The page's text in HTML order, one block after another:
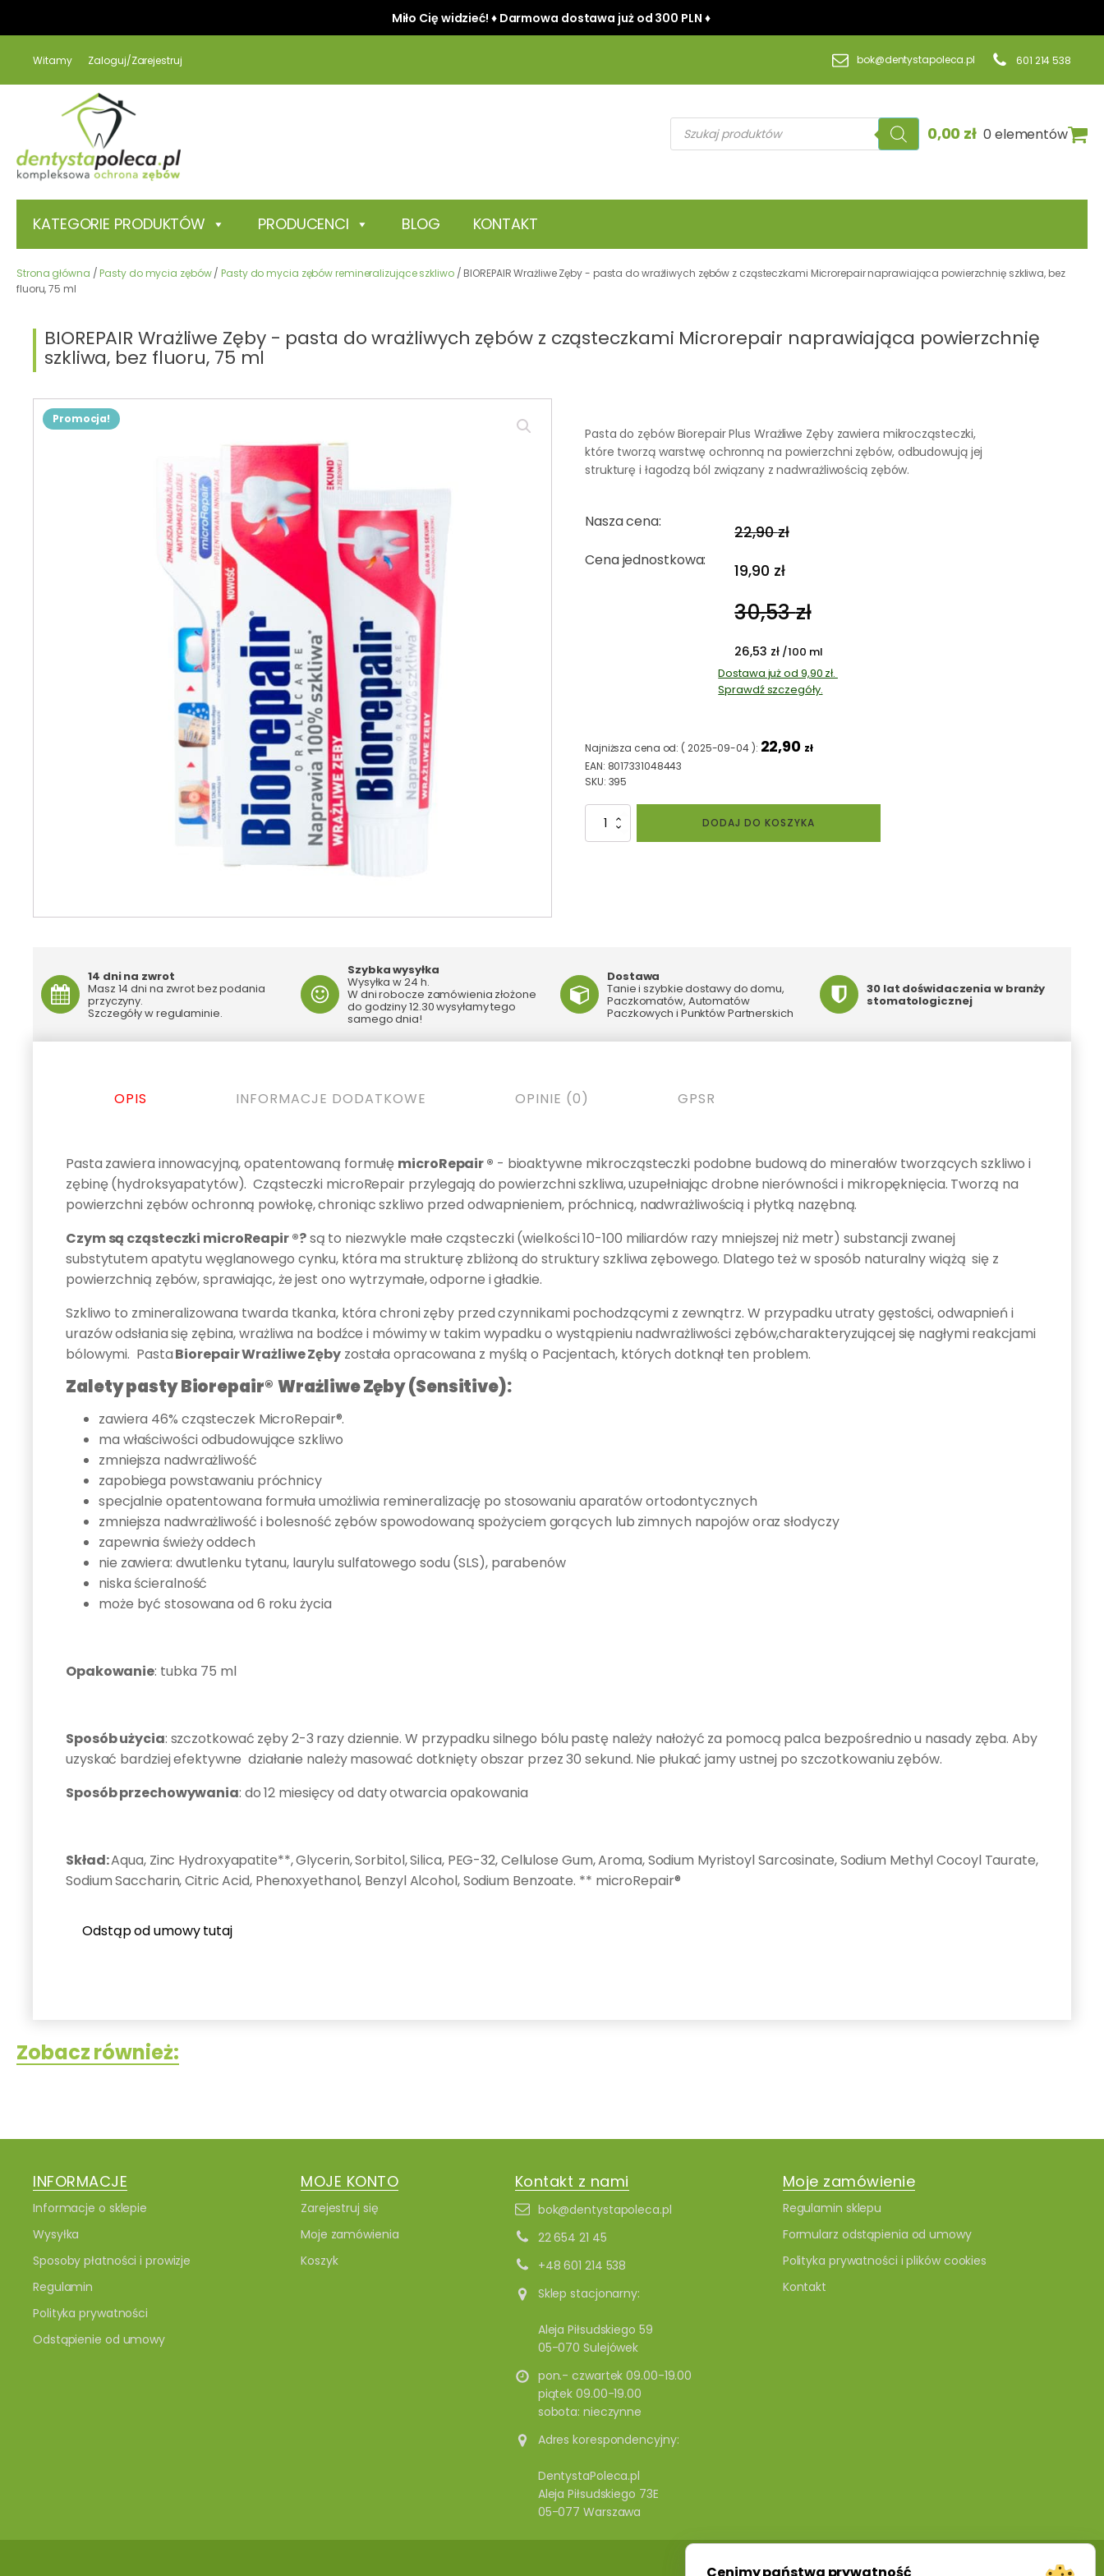
Miło Cię widzieć! ♦ Darmowa dostawa już od 300 PLN ♦
Witamy Zaloguj/Zarejestruj bok@dentystapoleca.pl 601 214 538
Wyszukiwarka
produktów
0,00 zł 0 elementów
KATEGORIE PRODUKTÓW PRODUCENCI BLOG KONTAKT
Strona główna / Pasty do mycia zębów/ Pasty do mycia zębów remineralizujące szkliwo/ BIOREPAIR Wrażliwe Zęby - pasta do wrażliwych zębów z cząsteczkami Microrepair naprawiająca powierzchnię szkliwa, bez
fluoru, 75 ml
BIOREPAIR Wrażliwe Zęby - pasta do wrażliwych zębów z cząsteczkami Microrepair naprawiająca powierzchnię
szkliwa, bez fluoru, 75 ml
Promocja!
Pasta do zębów Biorepair Plus Wrażliwe Zęby zawiera mikrocząsteczki,
które tworzą warstwę ochronną na powierzchni zębów, odbudowują jej
strukturę i łagodzą ból związany z nadwrażliwością zębów.
Nasza cena:
Cena jednostkowa:
22,90zł
Pierwotna
wynosiła:
22,90 zł.
19,90 złAktualna
wynosi:
19,90 zł.
30,53zł
26,53 zł /100 ml
Dostawa już od 9,90 zł.
Sprawdź szczegóły.
Najniższa cena od: ( 2025-09-04): 22,90 zł
EAN: 8017331048443
SKU: 395
ilość
cząsteczkami
Microrepair
naprawiająca
ml
DODAJ DO KOSZYKA
14 dni na zwrot
Masz 14 dni na zwrot bez podania
przyczyny.
Szczegóły w regulaminie.
Szybka wysyłka
Wysyłka w 24 h.
W dni robocze zamówienia złożone
do godziny 12.30 wysyłamy tego
samego dnia!
Dostawa
Tanie i szybkie dostawy do domu,
Paczkomatów, Automatów
Paczkowych i Punktów Partnerskich
30 lat doświdaczenia w branży
stomatologicznej
OPIS INFORMACJE DODATKOWE OPINIE (0) GPSR
Pasta zawiera innowacyjną, opatentowaną formułę microRepair ® - bioaktywne mikrocząsteczki podobne budową do minerałów tworzących szkliwo i
zębinę (hydroksyapatytów). Cząsteczki microRepair przylegają do powierzchni szkliwa, uzupełniając drobne nierówności i mikropęknięcia. Tworzą na
powierzchni zębów ochronną powłokę, chroniąc szkliwo przed odwapnieniem, próchnicą, nadwrażliwością i płytką nazębną.
Czym są cząsteczki microReapir ®?są to niezwykle małe cząsteczki (wielkości 10-100 miliardów razy mniejszej niż metr) substancji zwanej
substytutem apatytu węglanowego cynku, która ma strukturę zbliżoną do struktury szkliwa zębowego. Dlatego też w sposób naturalny wiążą się z
powierzchnią zębów, sprawiając, że jest ono wytrzymałe, odporne i gładkie.
Szkliwo to zmineralizowana twarda tkanka, która chroni zęby przed czynnikami pochodzącymi z zewnątrz. W przypadku utraty gęstości, odwapnień i
urazów odsłania się zębina, wrażliwa na bodźce i mówimy w takim wypadku o wystąpieniu nadwrażliwości zębów,charakteryzującej się nagłymi reakcjami
bólowymi. PastaBiorepair Wrażliwe Zęby została opracowana z myślą o Pacjentach, których dotknął ten problem.
Zalety pasty Biorepair® Wrażliwe Zęby (Sensitive):
zawiera 46% cząsteczek MicroRepair®.
ma właściwości odbudowujące szkliwo
zmniejsza nadwrażliwość
zapobiega powstawaniu próchnicy
specjalnie opatentowana formuła umożliwia remineralizację po stosowaniu aparatów ortodontycznych
zmniejsza nadwrażliwość i bolesność zębów spowodowaną spożyciem gorących lub zimnych napojów oraz słodyczy
zapewnia świeży oddech
nie zawiera: dwutlenku tytanu, laurylu sulfatowego sodu (SLS), parabenów
niska ścieralność
może być stosowana od 6 roku życia
Opakowanie: tubka 75 ml
Sposób użycia: szczotkować zęby 2-3 razy dziennie. W przypadku silnego bólu pastę należy nałożyć za pomocą palca bezpośrednio u nasady zęba. Aby
uzyskać bardziej efektywne działanie należy masować dotknięty obszar przez 30 sekund. Nie płukać jamy ustnej po szczotkowaniu zębów.
Sposób przechowywania: do 12 miesięcy od daty otwarcia opakowania
Skład:Aqua, Zinc Hydroxyapatite**, Glycerin, Sorbitol, Silica, PEG-32, Cellulose Gum, Aroma, Sodium Myristoyl Sarcosinate, Sodium Methyl Cocoyl Taurate,
Sodium Saccharin, Citric Acid, Phenoxyethanol, Benzyl Alcohol, Sodium Benzoate. ** microRepair®
Odstąp od umowy tutaj
Zobacz również:
INFORMACJE
Informacje o sklepie
Wysyłka
Sposoby płatności i prowizje
Regulamin
Polityka prywatności
Odstąpienie od umowy
MOJE KONTO
Zarejestruj się
Moje zamówienia
Koszyk
Kontakt z nami
bok@dentystapoleca.pl
22 654 21 45
+48 601 214 538
Sklep stacjonarny:
Aleja Piłsudskiego 59
05-070 Sulejówek
pon.- czwartek 09.00-19.00
piątek 09.00-19.00
sobota: nieczynne
Adres korespondencyjny:
DentystaPoleca.pl
Aleja Piłsudskiego 73E
05-077 Warszawa
Moje zamówienie
Regulamin sklepu
Formularz odstąpienia od umowy
Polityka prywatności i plików cookies
Kontakt